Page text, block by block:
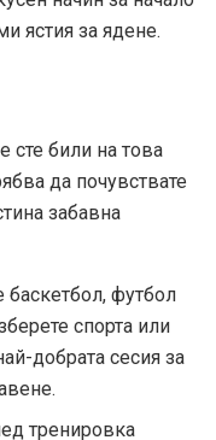
ястия за ядене.
сте били на това
да почувствате
забавна
баскетбол, футбол
спорта или
добрата сесия за
тренировка